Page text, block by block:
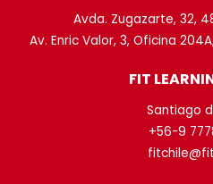
Avda. Zugazarte, 32,
Av. Enric Valor, 3, Oficina
FIT
Santiago
+56-9